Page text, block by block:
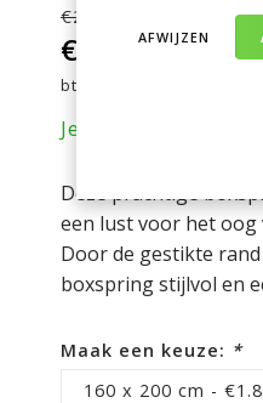
€2.199,00
€1.898,00
Incl.
btw
Je bespaart nu 301
Deze prachtige
een lust voor het oog
Door de gestikte
boxspring stijlvol en
Maak een keuze: *
160 x 200 cm -
AFWIJZEN